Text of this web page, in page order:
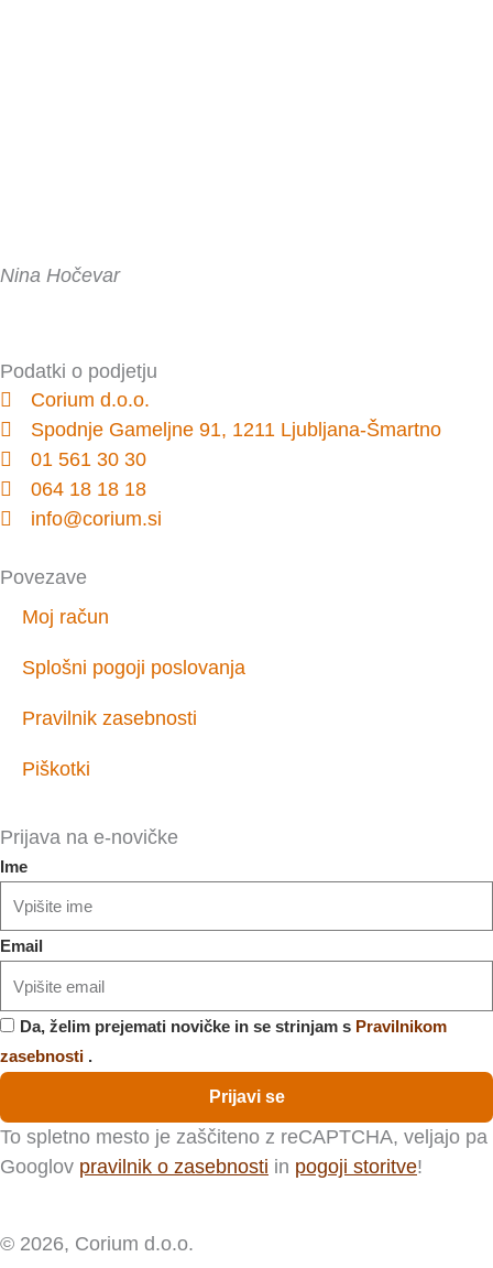
Nina Hočevar
Podatki o podjetju
Corium d.o.o.
Spodnje Gameljne 91, 1211 Ljubljana-Šmartno
01 561 30 30
064 18 18 18
info@corium.si
Povezave
Moj račun
Splošni pogoji poslovanja
Pravilnik zasebnosti
Piškotki
Prijava na e-novičke
Ime
Email
Da, želim prejemati novičke in se strinjam s Pravilnikom
zasebnosti .
Prijavi se
To spletno mesto je zaščiteno z reCAPTCHA, veljajo pa
Googlov pravilnik o zasebnosti in pogoji storitve!
© 2026, Corium d.o.o.